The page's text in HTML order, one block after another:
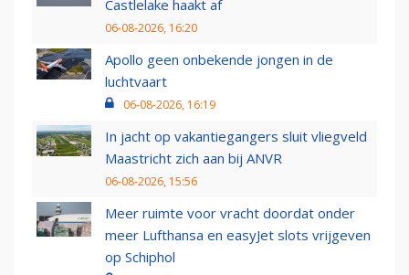
Castlelake haakt af
06-08-2026, 16:20
Apollo geen onbekende jongen in de
luchtvaart
06-08-2026, 16:19
In jacht op vakantiegangers sluit vliegveld
Maastricht zich aan bij ANVR
06-08-2026, 15:56
Meer ruimte voor vracht doordat onder
meer Lufthansa en easyJet slots vrijgeven
op Schiphol